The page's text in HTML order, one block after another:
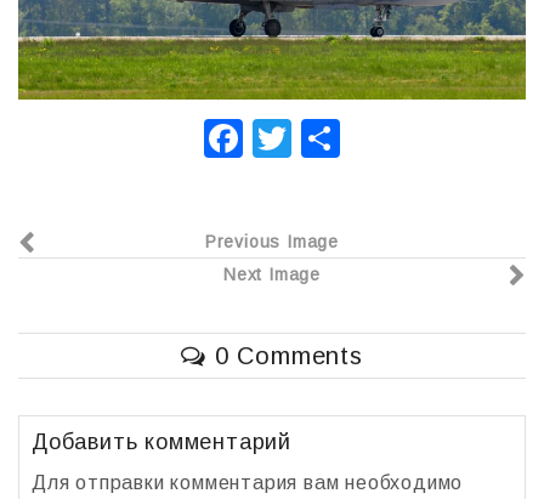
F
e
b
o
o
k
T
er р
в
и
т
Previous Image
Next Image
0 Comments
Добавить комментарий
Для отправки комментария вам необходимо